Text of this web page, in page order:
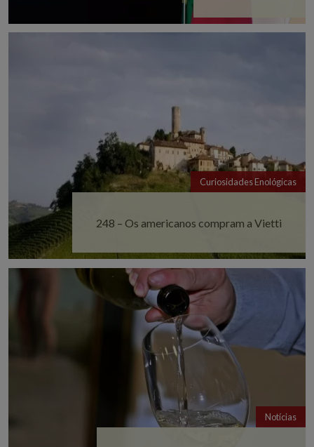
Curiosidades Enológicas
248 – Os americanos compram a Vietti
Notícias